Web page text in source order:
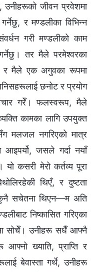
उनीहरूको जीवन प्रवेशमा
र मण्डलीका विभिन्न
गरी मण्डलीको काम
तर मैले परमेश्‍वरका
र मैले एक अगुवका रूपमा
छनोट र प्रयोग
गरेँ। फलस्वरूप, मैले
कामका लागि उपयुक्त
मलजल नगरिएको मात्र
जसले गर्दा नयाँ
यो कसरी मेरो कर्तव्य पूरा
थिएँ, र दुष्टता
कुनै सचेतना थिएन—म अति
निष्कासित गरिएका
सोचेँ। उनीहरू सधैँ आफ्नै
आफ्नो ख्याति, प्राप्ति र
बेवास्ता गर्थे, उनीहरू